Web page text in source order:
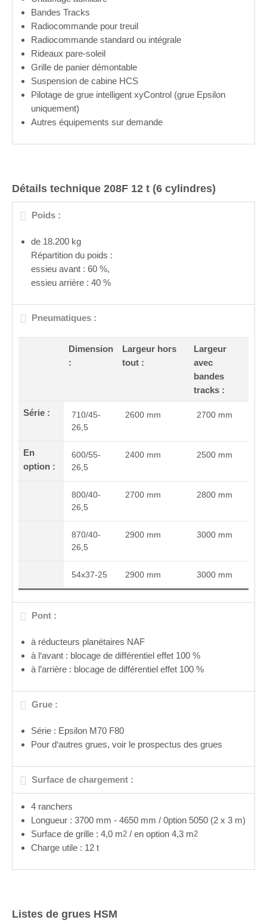
Bandes Tracks
Radiocommande pour treuil
Radiocommande standard ou intégrale
Rideaux pare-soleil
Grille de panier démontable
Suspension de cabine HCS
Pilotage de grue intelligent xyControl (grue Epsilon
uniquement)
Autres équipements sur demande
Détails technique 208F 12 t (6 cylindres)
Poids :
de 18.200 kg
Répartition du poids :
essieu avant : 60 %,
essieu arrière : 40 %
Pneumatiques :
Dimension
:
Largeur hors
tout :
Largeur
avec
bandes
tracks :
Série :
710/45-
26,5
2600 mm 2700 mm
En
option :
600/55-
26,5
2400 mm 2500 mm
800/40-
26,5
2700 mm 2800 mm
870/40-
26,5
2900 mm 3000 mm
54x37-25 2900 mm 3000 mm
Pont :
à réducteurs planétaires NAF
à l‘avant : blocage de différentiel effet 100 %
à l’arrière : blocage de différentiel effet 100 %
Grue :
Série : Epsilon M70 F80
Pour d‘autres grues, voir le prospectus des grues
Surface de chargement :
4 ranchers
Longueur : 3700 mm - 4650 mm / 0ption 5050 (2 x 3 m)
Surface de grille : 4,0 m2 / en option 4,3 m2
Charge utile : 12 t
Listes de grues HSM